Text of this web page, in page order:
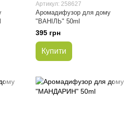
Артикул: 258627
Аромадифузор для дому
"ВАНІЛЬ" 50ml
395 грн
Купити